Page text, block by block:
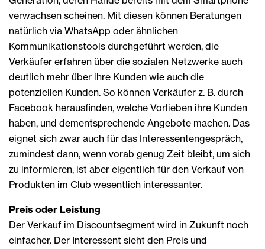
verwachsen scheinen. Mit diesen können Beratungen
natürlich via WhatsApp oder ähnlichen
Kommunikationstools durchgeführt werden, die
Verkäufer erfahren über die sozialen Netzwerke auch
deutlich mehr über ihre Kunden wie auch die
potenziellen Kunden. So können Verkäufer z. B. durch
Facebook herausfinden, welche Vorlieben ihre Kunden
haben, und dementsprechende Angebote machen. Das
eignet sich zwar auch für das Interessentengespräch,
zumindest dann, wenn vorab genug Zeit bleibt, um sich
zu informieren, ist aber eigentlich für den Verkauf von
Produkten im Club wesentlich interessanter.
Preis oder Leistung
Der Verkauf im Discountsegment wird in Zukunft noch
einfacher. Der Interessent sieht den Preis und